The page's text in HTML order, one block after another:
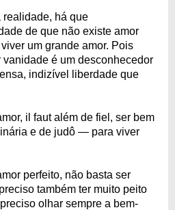
realidade, há que
de que não existe amor
um grande amor. Pois
vanidade é um desconhecedor
indizível liberdade que
il faut além de fiel, ser bem
e de judô — para viver
perfeito, não basta ser
também ter muito peito
olhar sempre a bem-